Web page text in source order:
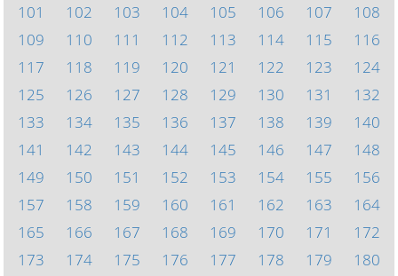
101
102 103 104 105 106 107
108
109
110 111 112 113 114 115
116
117
118 119 120 121 122 123
124
125
126 127 128 129 130 131
132
133
134 135 136 137 138 139
140
141
142 143 144 145 146 147
148
149
150 151 152 153 154 155
156
157
158 159 160 161 162 163
164
165
166 167 168 169 170 171
172
173
174 175 176 177 178 179
180